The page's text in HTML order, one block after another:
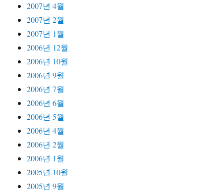
2007년 4월
2007년 2월
2007년 1월
2006년 12월
2006년 10월
2006년 9월
2006년 7월
2006년 6월
2006년 5월
2006년 4월
2006년 2월
2006년 1월
2005년 10월
2005년 9월